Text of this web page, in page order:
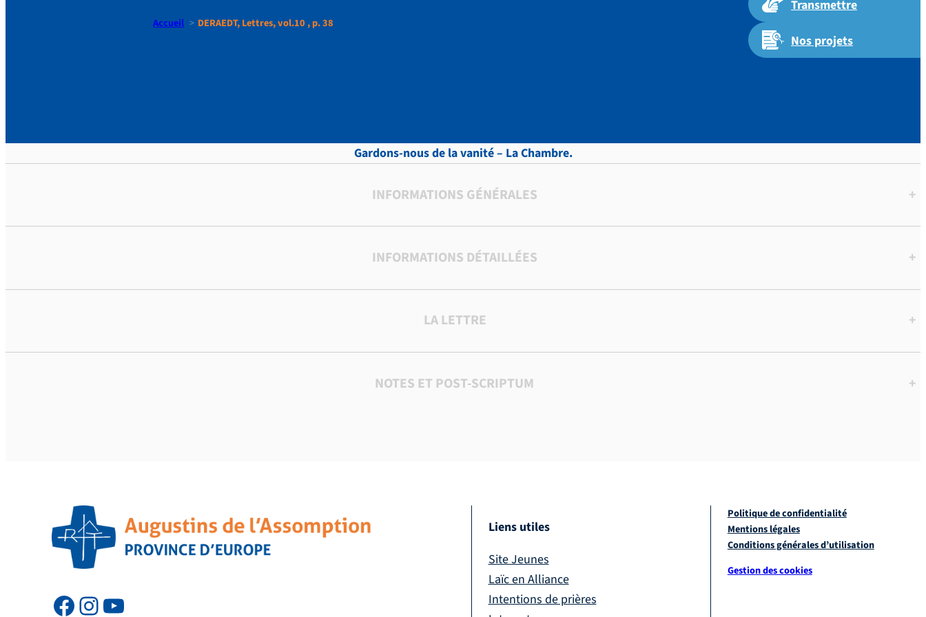
Transmettre
Nos projets
Accueil DERAEDT, Lettres, vol.10 , p. 38
Gardons-nous de la vanité – La Chambre.
INFORMATIONS GÉNÉRALES +
INFORMATIONS DÉTAILLÉES +
LA LETTRE +
NOTES ET POST-SCRIPTUM +
Liens utiles
Site Jeunes
Laïc en Alliance
Intentions de prières
Politique de confidentialité
Mentions légales
Conditions générales d’utilisation
Gestion des cookies